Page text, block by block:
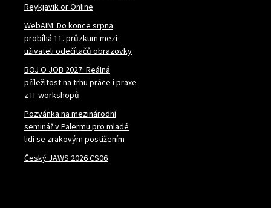
Reykjavik or Online
WebAIM: Do konce srpna
probíhá 11. průzkum mezi
uživateli odečítačů obrazovky
BOJ O JOB 2027: Reálná
příležitost na trhu práce i praxe
z IT workshopů
Pozvánka na mezinárodní
seminář v Palermu pro mladé
lidi se zrakovým postižením
Český JAWS 2026 CS06